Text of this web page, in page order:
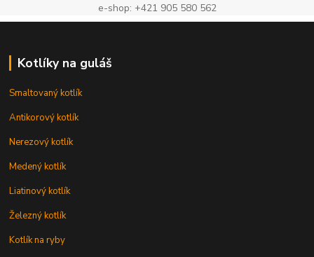
e-shop: +421 905 580 562
Kotlíky na guláš
Smaltovaný kotlík
Antikorový kotlík
Nerezový kotlík
Medený kotlík
Liatinový kotlík
Železný kotlík
Kotlík na ryby